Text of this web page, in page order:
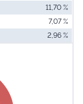
11,70 %
7,07 %
2,96 %